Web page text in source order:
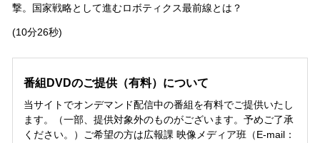
撃。国家戦略として進むロボティクス最前線とは？
(10分26秒)
番組DVDのご提供（有料）について
当サイトでオンデマンド配信中の番組を有料でご提供いたし
ます。（一部、提供対象外のものがございます。予めご了承
ください。）ご希望の方は広報課 映像メディア班（E-mail：